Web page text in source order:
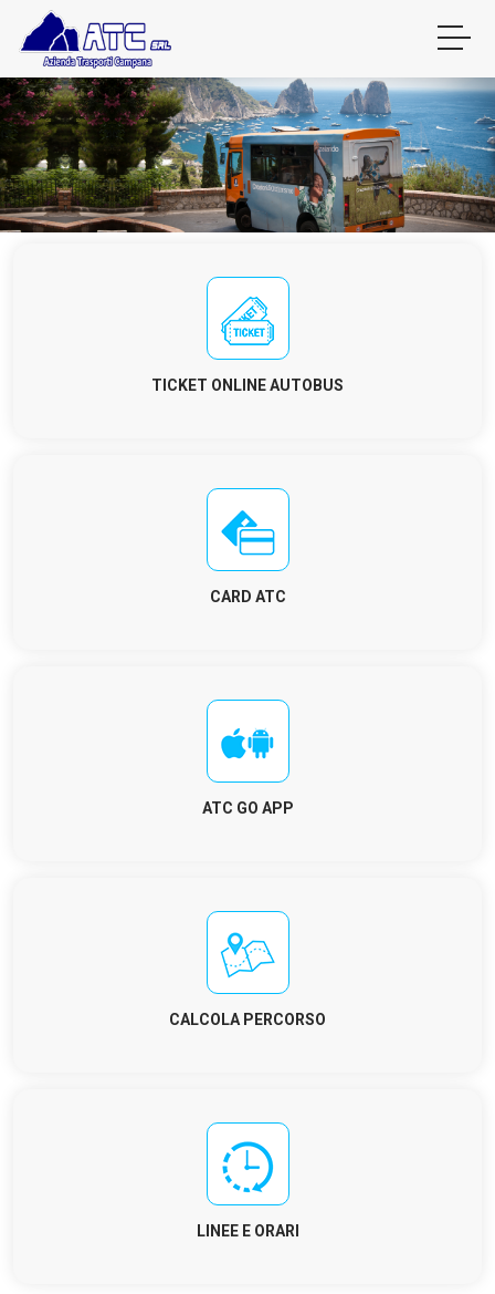
TICKET ONLINE AUTOBUS
CARD ATC
ATC GO APP
CALCOLA PERCORSO
LINEE E ORARI